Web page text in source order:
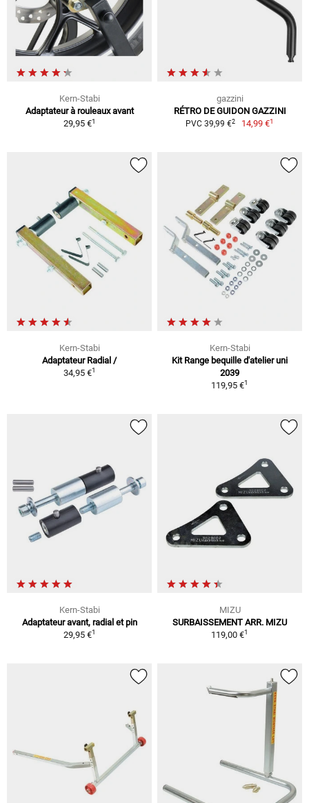
Kern-Stabi
Adaptateur à rouleaux avant
29,95 €1
gazzini
RÉTRO DE GUIDON GAZZINI
PVC 39,99 €2 14,99 €1
Kern-Stabi
Adaptateur Radial /
34,95 €1
Kern-Stabi
Kit Range bequille d'atelier uni
2039
119,95 €1
Kern-Stabi
Adaptateur avant, radial et pin
29,95 €1
MIZU
SURBAISSEMENT ARR. MIZU
119,00 €1